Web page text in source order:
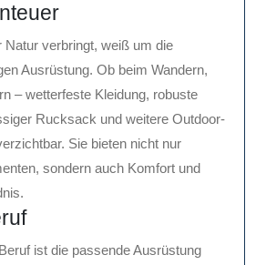
Natur verbringt, weiß um die
Ausrüstung. Ob beim Wandern,
– wetterfeste Kleidung, robuste
Rucksack und weitere Outdoor-
Sie bieten nicht nur
sondern auch Komfort und
ist die passende Ausrüstung